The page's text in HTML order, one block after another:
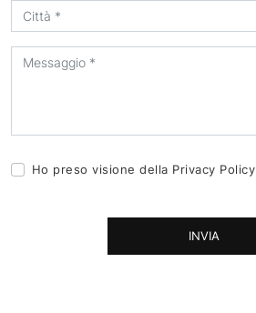
Ho preso visione della Privacy Policy
INVIA